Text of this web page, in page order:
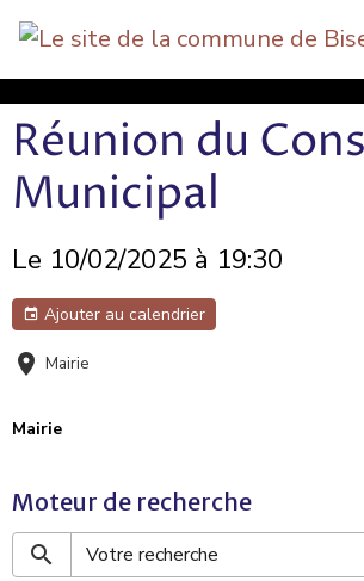
Réunion du
Municipal
Le 10/02/2025 à 19:30
Ajouter au calendrier
Mairie
Mairie
Moteur de recherche